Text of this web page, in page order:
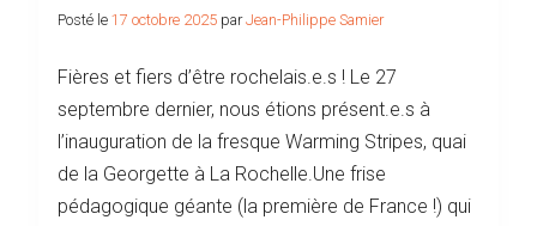
Posté le 17 octobre 2025 parJean-Philippe Samier
Fières et fiers d’être rochelais.e.s ! Le 27
septembre dernier, nous étions présent.e.s à
l’inauguration de la fresque Warming Stripes, quai
de la Georgette à La Rochelle.Une frise
pédagogique géante (la première de France !) qui